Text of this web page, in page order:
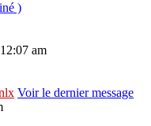
)
am
Voir le dernier message